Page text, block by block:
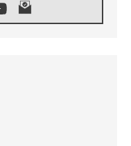
الكنيسة في الأوروغواي: